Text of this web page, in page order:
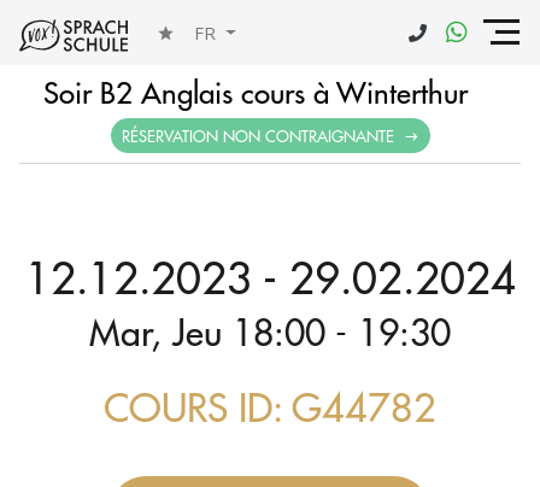
FR
Soir B2 Anglais cours à Winterthur
RÉSERVATION NON CONTRAIGNANTE
12.12.2023 - 29.02.2024
Mar, Jeu 18:00 - 19:30
COURS ID: G44782